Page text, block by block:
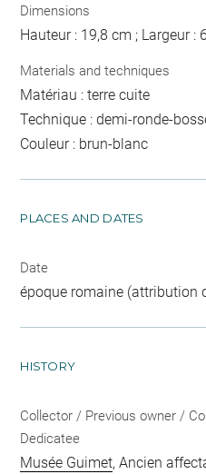
Dimensions
Hauteur : 19,8 cm ; Largeur :
Materials and techniques
Matériau : terre cuite
Technique : demi-ronde-
Couleur : brun-blanc
PLACES AND DATES
Date
époque romaine (attribution
HISTORY
Collector / Previous owner /
Dedicatee
Musée Guimet, Ancien